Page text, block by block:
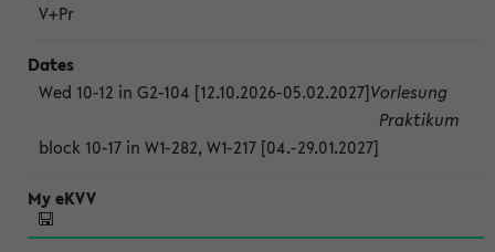
V+Pr
Wed 10-12 in G2-104 [12.10.2026-05.02.2027]Vorlesung
block 10-17 in W1-282, W1-217 [04.-29.01.2027]
Praktikum